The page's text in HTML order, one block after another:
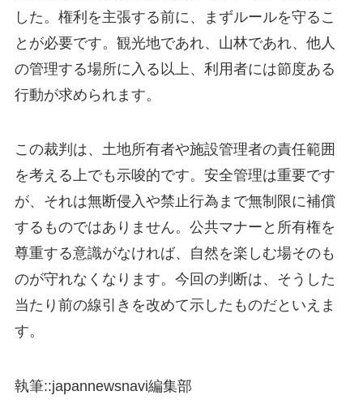
した。権利を主張する前に、まずルールを守るこ
とが必要です。観光地であれ、山林であれ、他人
の管理する場所に入る以上、利用者には節度ある
行動が求められます。
この裁判は、土地所有者や施設管理者の責任範囲
を考える上でも示唆的です。安全管理は重要です
が、それは無断侵入や禁止行為まで無制限に補償
するものではありません。公共マナーと所有権を
尊重する意識がなければ、自然を楽しむ場そのも
のが守れなくなります。今回の判断は、そうした
当たり前の線引きを改めて示したものだといえま
す。
執筆::japannewsnavi編集部